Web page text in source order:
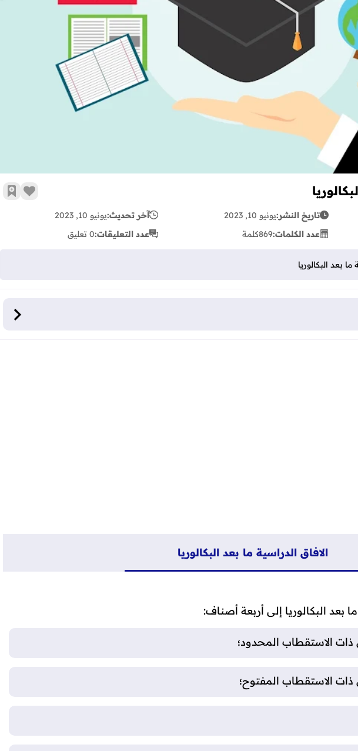
الآفاق الدراسية ما بعد البكالوريا
زر
تاريخ النشر:يونيو 10, 2023 آخر تحديث:يونيو 10, 2023
عدد الكلمات:869كلمة عدد التعليقات:0 تعليق
ما بعد البكالوريا
الافاق الدراسية ما بعد البكالوريا
بعد البكالوريا إلى أربعة أصناف:
الاستقطاب المحدود؛
الاستقطاب المفتوح؛